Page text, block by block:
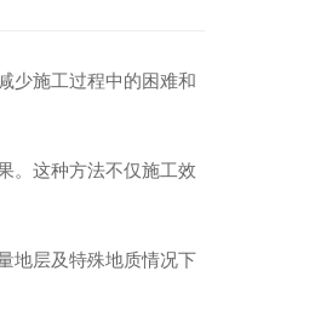
cfg桩施工
少施工过程中的困难和
。这种方法不仅施工效
地层及特殊地质情况下